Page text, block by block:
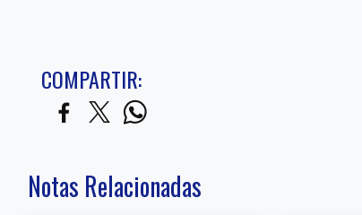
COMPARTIR:
Notas Relacionadas